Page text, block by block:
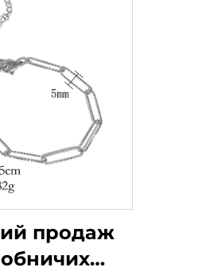
продаж